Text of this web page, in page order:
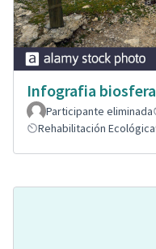
Infografia biosfera
Participante eliminada
Rehabilitación Ecológica